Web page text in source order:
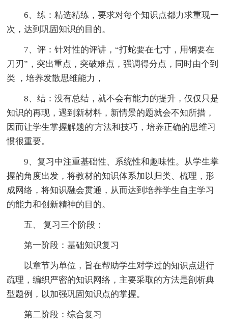
6、练：精选精练，要求对每个知识点都力求重现一
次，达到巩固知识的目的。
7、评：针对性的评讲，“打蛇要在七寸，用钢要在
刀刃”，突出重点，突破难点，强调得分点，同时由个到
类 ，培养发散思维能力，
8、结：没有总结，就不会有能力的提升，仅仅只是
知识的再现，遇到新材料，新情景的题就会不知所措，
因而让学生掌握解题的'方法和技巧，培养正确的思维习
惯很重要。
9、复习中注重基础性、系统性和趣味性。从学生掌
握的角度出发，将教材的知识体系加以归类、梳理，形
成网络，将知识融会贯通，从而达到培养学生自主学习
的能力和创新精神的目的。
五、 复习三个阶段：
第一阶段：基础知识复习
以章节为单位，旨在帮助学生对学过的知识点进行
疏理，编织严密的知识网络，主要采取的方法是剖析典
型题例，以加强巩固知识点的掌握。
第二阶段：综合复习